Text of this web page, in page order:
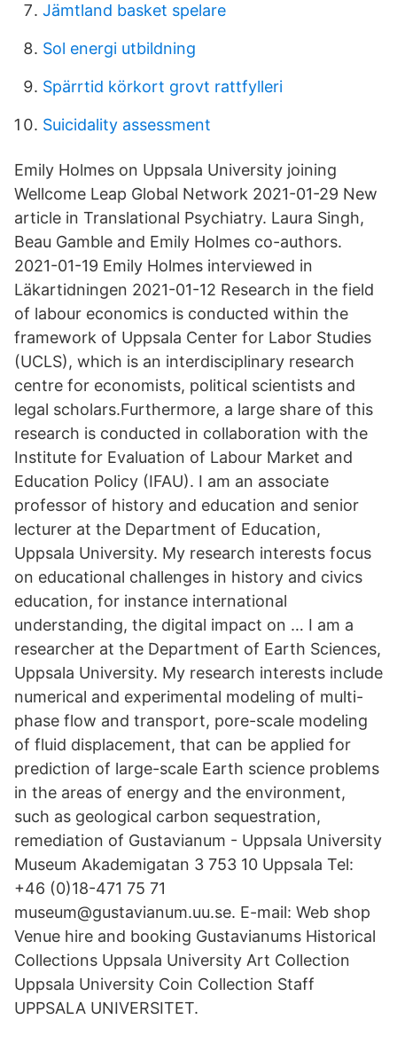
Jämtland basket spelare
Sol energi utbildning
Spärrtid körkort grovt rattfylleri
Suicidality assessment
Emily Holmes on Uppsala University joining
Wellcome Leap Global Network 2021-01-29 New
article in Translational Psychiatry. Laura Singh,
Beau Gamble and Emily Holmes co-authors.
2021-01-19 Emily Holmes interviewed in
Läkartidningen 2021-01-12 Research in the field
of labour economics is conducted within the
framework of Uppsala Center for Labor Studies
(UCLS), which is an interdisciplinary research
centre for economists, political scientists and
legal scholars.Furthermore, a large share of this
research is conducted in collaboration with the
Institute for Evaluation of Labour Market and
Education Policy (IFAU). I am an associate
professor of history and education and senior
lecturer at the Department of Education,
Uppsala University. My research interests focus
on educational challenges in history and civics
education, for instance international
understanding, the digital impact on … I am a
researcher at the Department of Earth Sciences,
Uppsala University. My research interests include
numerical and experimental modeling of multi-
phase flow and transport, pore-scale modeling
of fluid displacement, that can be applied for
prediction of large-scale Earth science problems
in the areas of energy and the environment,
such as geological carbon sequestration,
remediation of Gustavianum - Uppsala University
Museum Akademigatan 3 753 10 Uppsala Tel:
+46 (0)18-471 75 71
museum@gustavianum.uu.se. E-mail: Web shop
Venue hire and booking Gustavianums Historical
Collections Uppsala University Art Collection
Uppsala University Coin Collection Staff
UPPSALA UNIVERSITET.